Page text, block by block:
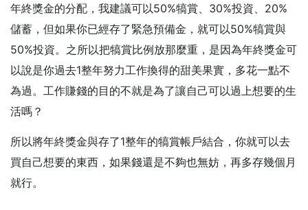
年終獎金的分配，我建議可以50%犒賞、30%投資、20%
儲蓄，但如果你已經存了緊急預備金，就可以50%犒賞與
50%投資。之所以把犒賞比例放那麼重，是因為年終獎金可
以說是你過去1整年努力工作換得的甜美果實，多花一點不
為過。工作賺錢的目的不就是為了讓自己可以過上想要的生
活嗎？
所以將年終獎金與存了1整年的犒賞帳戶結合，你就可以去
買自己想要的東西，如果錢還是不夠也無妨，再多存幾個月
就行。